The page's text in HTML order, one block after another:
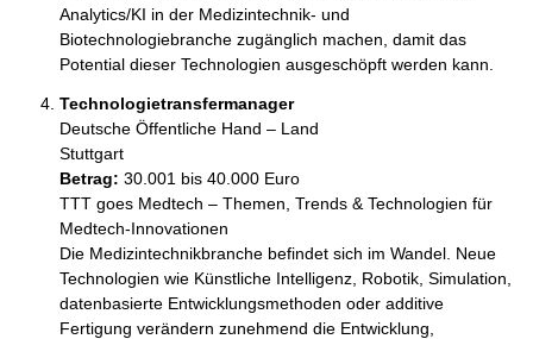
Analytics/KI in der Medizintechnik- und
Biotechnologiebranche zugänglich machen, damit das
Potential dieser Technologien ausgeschöpft werden kann.
Technologietransfermanager
Deutsche Öffentliche Hand – Land
Stuttgart
Betrag: 30.001 bis 40.000 Euro
TTT goes Medtech – Themen, Trends & Technologien für
Medtech-Innovationen
Die Medizintechnikbranche befindet sich im Wandel. Neue
Technologien wie Künstliche Intelligenz, Robotik, Simulation,
datenbasierte Entwicklungsmethoden oder additive
Fertigung verändern zunehmend die Entwicklung,